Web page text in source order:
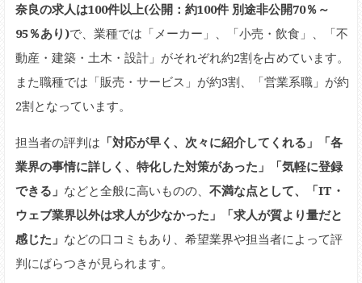
奈良の求人は100件以上(公開：約100件 別途非公開70％～
95％あり)で、業種では「メーカー」、「小売・飲食」、「不
動産・建築・土木・設計」がそれぞれ約2割を占めています。
また職種では「販売・サービス」が約3割、「営業系職」が約
2割となっています。
担当者の評判は 「対応が早く、次々に紹介してくれる」「各
業界の事情に詳しく、特化した対策があった」「気軽に登録
できる」 などと全般に高いものの、 不満な点として、「IT・
ウェブ業界以外は求人が少なかった」「求人が質より量だと
感じた」 などの口コミもあり、希望業界や担当者によって評
判にばらつきが見られます。